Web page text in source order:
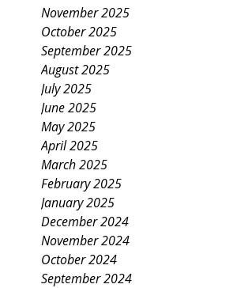
November 2025
October 2025
September 2025
August 2025
July 2025
June 2025
May 2025
April 2025
March 2025
February 2025
January 2025
December 2024
November 2024
October 2024
September 2024